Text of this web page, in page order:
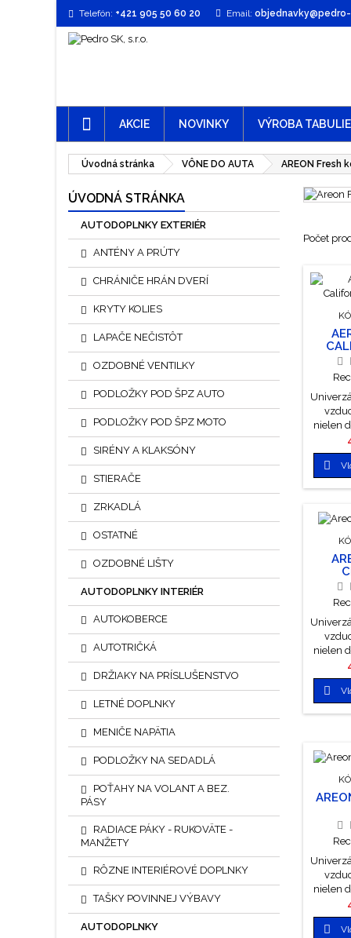
Telefón: +421 905 50 60 20 Email:
AKCIE NOVINKY VÝROBA
Úvodná stránka VÔNE DO AUTA AREON Fresh
ÚVODNÁ STRÁNKA
AUTODOPLNKY EXTERIÉR
ANTÉNY A PRÚTY
CHRÁNIČE HRÁN DVERÍ
KRYTY KOLIES
LAPAČE NEČISTÔT
OZDOBNÉ VENTILKY
PODLOŽKY POD ŠPZ AUTO
PODLOŽKY POD ŠPZ MOTO
SIRÉNY A KLAKSÓNY
STIERAČE
ZRKADLÁ
OSTATNÉ
OZDOBNÉ LIŠTY
AUTODOPLNKY INTERIÉR
AUTOKOBERCE
AUTOTRIČKÁ
DRŽIAKY NA PRÍSLUŠENSTVO
LETNÉ DOPLNKY
MENIČE NAPÄTIA
PODLOŽKY NA SEDADLÁ
POŤAHY NA VOLANT A BEZ.
PÁSY
RADIACE PÁKY - RUKOVÄTE -
MANŽETY
RÔZNE INTERIÉROVÉ DOPLNKY
TAŠKY POVINNEJ VÝBAVY
AUTODOPLNKY
Počet
nielen
však
vnútri

nielen
vnútri

nielen
